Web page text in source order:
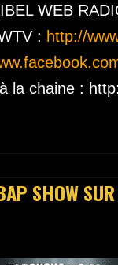
WEB
: http://
la chaine :
SHOW